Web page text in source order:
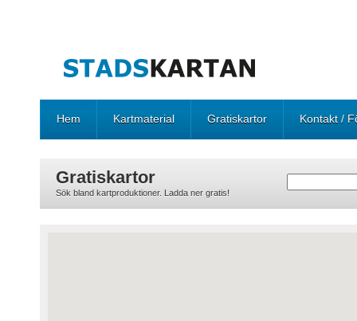
Hem Kartmaterial Gratiskartor Kontakt /
Gratiskartor
Sök bland kartproduktioner. Ladda ner gratis!